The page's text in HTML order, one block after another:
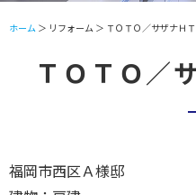
ホーム ＞ リフォーム ＞ ＴＯＴＯ／サザナＨ
ＴＯＴＯ／
福岡市西区Ａ様邸